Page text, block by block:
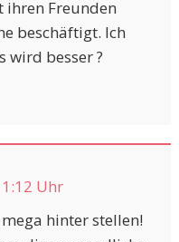
ihren Freunden
beschäftigt. Ich
wird besser ?
Uhr
hinter stellen!